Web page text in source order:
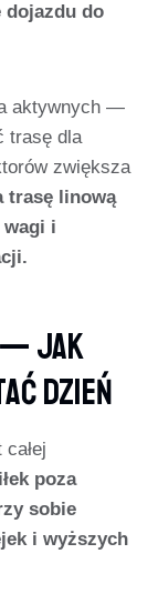
dojazdu do
aktywnych —
trasę dla
zwiększa
trasę linową
i
— Jak
Dzień
poza
sobie
i wyższych